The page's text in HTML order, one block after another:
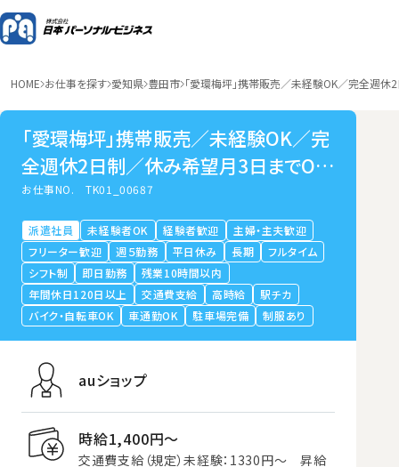
HOME お仕事を探す 愛知県 豊田市 「愛環梅坪」携帯販売／未経験OK／完全週
「愛環梅坪」携帯販売／未経験OK／完
全週休2日制／休み希望月3日までOK
／研修手厚い
お仕事NO.TK01_00687
派遣社員 未経験者OK 経験者歓迎
主婦・主夫歓迎
フリーター歓迎
週５勤務 平日休み 長期
フルタイム
シフト制
即日勤務
残業10時間以内
年間休日120日以上
交通費支給 高時給
駅チカ
バイク・自転車OK
車通勤OK 駐車場完備 制服あり
auショップ
時給1,400円〜
交通費支給（規定）未経験：1330円～ 昇給